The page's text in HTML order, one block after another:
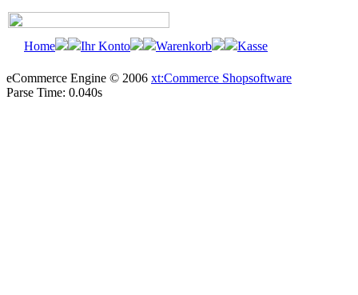
Home Ihr Konto Warenkorb Kasse
eCommerce Engine © 2006 xt:Commerce Shopsoftware
Parse Time: 0.040s